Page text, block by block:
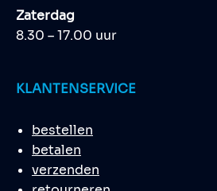
Zaterdag
8.30 – 17.00 uur
KLANTENSERVICE
bestellen
betalen
verzenden